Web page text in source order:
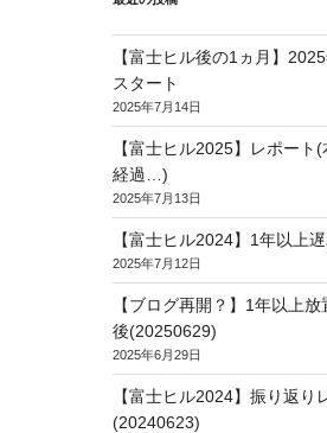
【富士ヒル後の1ヵ月】
スタート
2025年7月14日
【富士ヒル2025】レポート
経過…)
2025年7月13日
【富士ヒル2024】1年以上
2025年7月12日
【ブログ再開？】1年以上
後(20250629)
2025年6月29日
【富士ヒル2024】振り返
(20240623)